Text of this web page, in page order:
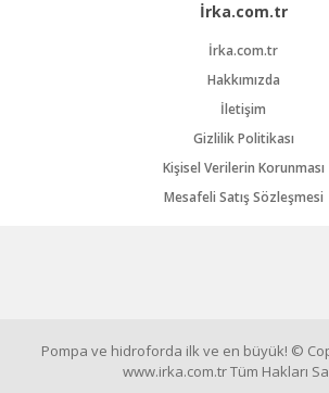
İrka.com.tr
İrka.com.tr
Hakkımızda
İletişim
Gizlilik Politikası
Kişisel Verilerin Korunması
Mesafeli Satış Sözleşmesi
Pompa ve hidroforda ilk ve en büyük! ©
www.irka.com.tr Tüm Hakları